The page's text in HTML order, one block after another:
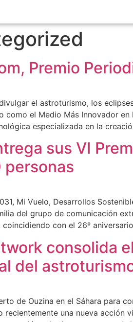
Premio
el astroturismo, los
como el Medio Más Innovador
especializada en la
sus VI
personas
Mi Vuelo, Desarrollos
del grupo de comunicación
coincidiendo con el 26º
consolida
del
de Ouzina en el Sáhara para
recientemente una nueva